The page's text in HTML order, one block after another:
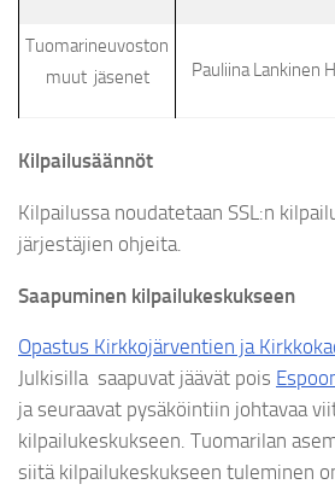
Tuomarineuvoston
muut jäsenet
Pauliina Lankinen
Kilpailusäännöt
Kilpailussa noudatetaan SSL:n
järjestäjien ohjeita.
Saapuminen kilpailukeskukseen
Opastus Kirkkojärventien ja
Julkisilla saapuvat jäävät pois
ja seuraavat pysäköintiin johtavaa
kilpailukeskukseen. Tuomarilan
siitä kilpailukeskukseen tuleminen